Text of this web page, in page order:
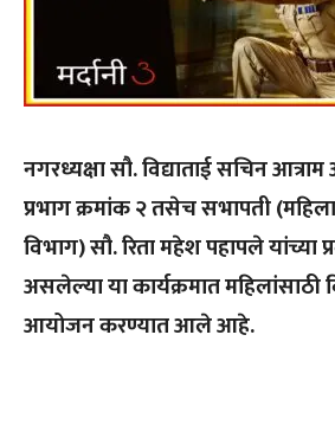
नगरध्यक्षा सौ. विद्याताई सचिन
प्रभाग क्रमांक २ तसेच सभापती
विभाग) सौ. रिता महेश पहापले यांच्या
असलेल्या या कार्यक्रमात महिलांसाठी
आयोजन करण्यात आले आहे.